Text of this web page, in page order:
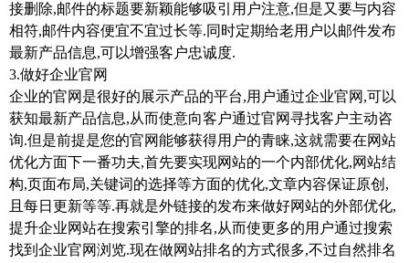
接删除,邮件的标题要新颖能够吸引用户注意,但是又要与内容
相符,邮件内容便宜不宜过长等.同时定期给老用户以邮件发布
最新产品信息,可以增强客户忠诚度.
3.做好企业官网
企业的官网是很好的展示产品的平台,用户通过企业官网 ,可以
获知最新产品信息,从而使意向客户通过官网寻找客户主动咨
询.但是前提是您的官网能够获得用户的青睐,这就需要在网站
优化方面下一番功夫,首先要实现网站的一个内部优化,网站结
构,页面布局,关键词的选择等方面的优化,文章内容保证原创 ,
且每日更新等等.再就是外链接的发布来做好网站的外部优化,
提升企业网站在搜索引擎的排名,从而使更多的用户通过搜索
找到企业官网浏览.现在做网站排名的方式很多,不过自然排名